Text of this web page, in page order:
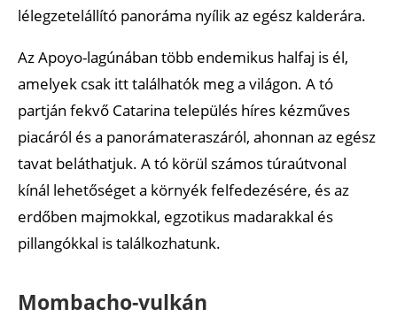
lélegzetelállító panoráma nyílik az egész kalderára.
Az Apoyo-lagúnában több endemikus halfaj is él,
amelyek csak itt találhatók meg a világon. A tó
partján fekvő Catarina település híres kézműves
piacáról és a panorámateraszáról, ahonnan az egész
tavat beláthatjuk. A tó körül számos túraútvonal
kínál lehetőséget a környék felfedezésére, és az
erdőben majmokkal, egzotikus madarakkal és
pillangókkal is találkozhatunk.
Mombacho-vulkán